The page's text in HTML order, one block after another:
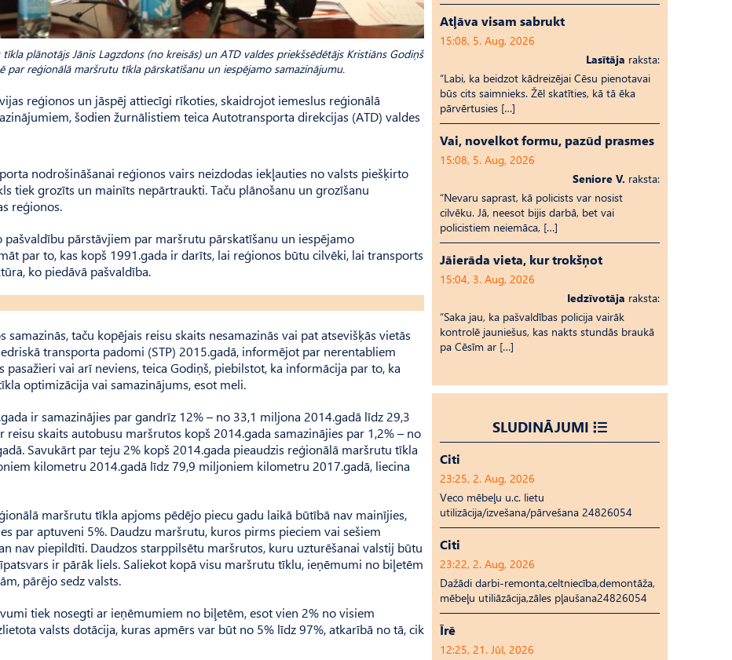
plānotājs Jānis Lagzdons (no kreisās) un ATD valdes priekšsēdētājs Kristiāns Godiņš
par reģionālā maršrutu tīkla pārskatīšanu un iespējamo samazinājumu.
reģionos un jāspēj attiecīgi rīkoties, skaidrojot iemeslus reģionālā
šodien žurnālistiem teica Autotransporta direkcijas (ATD) valdes
nodrošināšanai reģionos vairs neizdodas iekļauties no valsts piešķirto
tiek grozīts un mainīts nepārtraukti. Taču plānošanu un grozīšanu
reģionos.
pārstāvjiem par maršrutu pārskatīšanu un iespējamo
par to, kas kopš 1991.gada ir darīts, lai reģionos būtu cilvēki, lai transports
ko piedāvā pašvaldība.
taču kopējais reisu skaits nesamazinās vai pat atsevišķās vietās
transporta padomi (STP) 2015.gadā, informējot par nerentabliem
vai arī neviens, teica Godiņš, piebilstot, ka informācija par to, ka
optimizācija vai samazinājums, esot meli.
ir samazinājies par gandrīz 12% – no 33,1 miljona 2014.gadā līdz 29,3
skaits autobusu maršrutos kopš 2014.gada samazinājies par 1,2% – no
Savukārt par teju 2% kopš 2014.gada pieaudzis reģionālā maršrutu tīkla
kilometru 2014.gadā līdz 79,9 miljoniem kilometru 2017.gadā, liecina
maršrutu tīkla apjoms pēdējo piecu gadu laikā būtībā nav mainījies,
par aptuveni 5%. Daudzu maršrutu, kuros pirms pieciem vai sešiem
nav piepildīti. Daudzos starppilsētu maršrutos, kuru uzturēšanai valstij būtu
ir pārāk liels. Saliekot kopā visu maršrutu tīklu, ieņēmumi no biļetēm
pārējo sedz valsts.
tiek nosegti ar ieņēmumiem no biļetēm, esot vien 2% no visiem
valsts dotācija, kuras apmērs var būt no 5% līdz 97%, atkarībā no tā, cik
Atļāva visam sabrukt
15:08, 5. Aug, 2026
Lasītāja raksta:
“Labi, ka beidzot kādreizējai Cēsu pienotavai
būs cits saimnieks. Žēl skatīties, kā tā ēka
pārvērtusies […]
Vai, novelkot formu, pazūd prasmes
15:08, 5. Aug, 2026
Seniore V. raksta:
“Nevaru saprast, kā policists var nosist
cilvēku. Jā, neesot bijis darbā, bet vai
policistiem neiemāca, […]
Jāierāda vieta, kur trokšņot
15:04, 3. Aug, 2026
Iedzīvotāja raksta:
“Saka jau, ka pašvaldības policija vairāk
kontrolē jauniešus, kas nakts stundās braukā
pa Cēsīm ar […]
SLUDINĀJUMI
Citi
23:25, 2. Aug, 2026
Veco mēbeļu u.c. lietu
utilizācija/izvešana/pārvešana 24826054
Citi
23:22, 2. Aug, 2026
Dažādi darbi-remonta,celtniecība,demontāža,
mēbeļu utiliāzācija,zāles pļaušana24826054
Īrē
12:25, 21. Jūl, 2026